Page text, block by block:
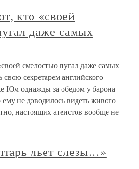
кто «своей
даже самых
смелостью пугал даже самых
секретарем английского
Юм однажды за обедом у барона
ему не доводилось видеть живого
настоящих атеистов вообще не
льет слезы…»